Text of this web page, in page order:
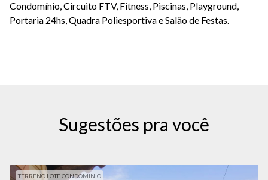
Condomínio, Circuito FTV, Fitness, Piscinas, Playground,
Portaria 24hs, Quadra Poliesportiva e Salão de Festas.
Sugestões pra você
TERRENO LOTE CONDOMINIO